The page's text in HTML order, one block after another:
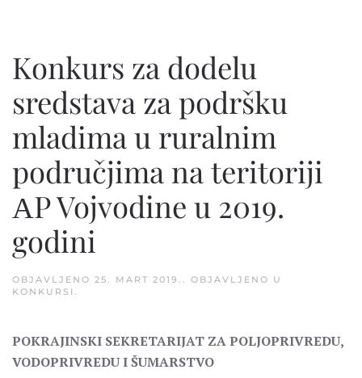
Konkurs za dodelu
sredstava za podršku
mladima u ruralnim
područjima na teritoriji
АP Vojvodine u 2019.
godini
OBJAVLJENO 25. MART 2019. . OBJAVLJENO U
KONKURSI .
POKRAJINSKI SEKRETARIJAT ZA POLJOPRIVREDU,
VODOPRIVREDU I ŠUMARSTVO